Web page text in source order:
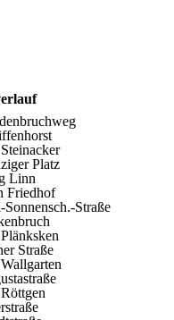
Platz
Linn
Friedhof
Straße
Straße